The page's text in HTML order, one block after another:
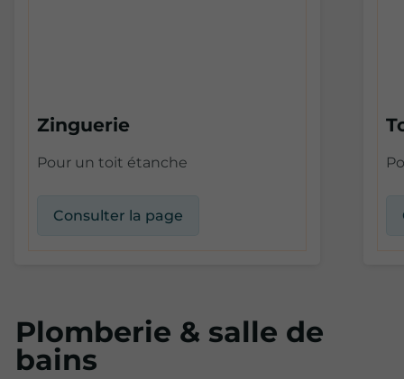
Zinguerie
Pour un toit étanche
Consulter la page
Plomberie & salle de
bains